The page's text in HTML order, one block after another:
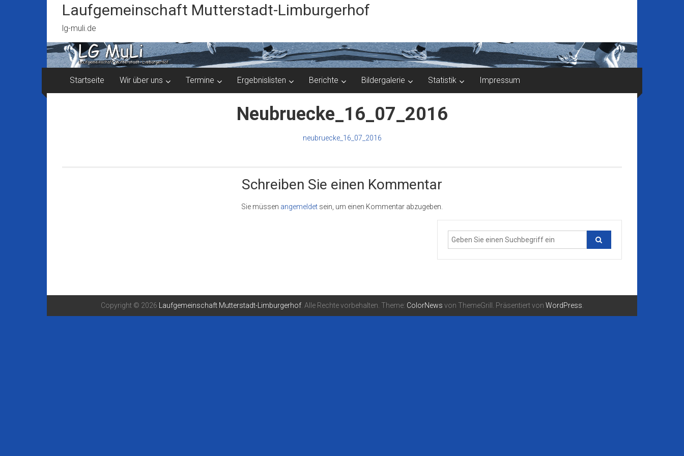
Inhalt
springen
Laufgemeinschaft Mutterstadt-Limburgerhof
lg-muli.de
Startseite Wir über uns Termine Ergebnislisten Berichte Bildergalerie Statistik Impressum
Neubruecke_16_07_2016
neubruecke_16_07_2016
Schreiben Sie einen Kommentar
Sie müssen angemeldet sein, um einen Kommentar abzugeben.
Copyright © 2026 Laufgemeinschaft Mutterstadt-Limburgerhof. Alle Rechte vorbehalten. Theme: ColorNews von ThemeGrill. Präsentiert von WordPress.